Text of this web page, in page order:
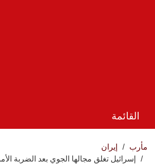
القائمة
مأرب
إيران
إسرائيل تغلق مجالها الجوي بعد الضربة